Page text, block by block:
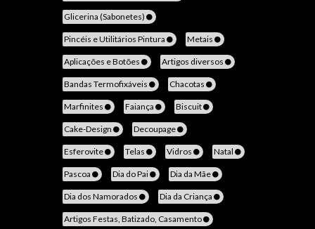
Glicerina (Sabonetes)
Pincéis e Utilitários Pintura Metais
Aplicações e Botões Artigos diversos
Bandas Termofixáveis Chacotas
Marfinites Faiança Biscuit
Cake-Design Decoupage
Esferovite Telas Vidros Natal
Pascoa Dia do Pai Dia da Mãe
Dia dos Namorados Dia da Criança
Artigos Festas, Batizado, Casamento